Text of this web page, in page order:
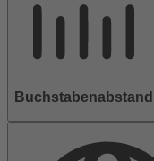
Buchstabenabstand